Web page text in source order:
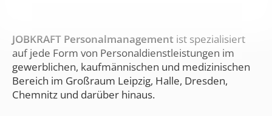
JOBKRAFT Personalmanagement ist spezialisiert
auf jede Form von Personaldienstleistungen im
gewerblichen, kaufmännischen und medizinischen
Bereich im Großraum Leipzig, Halle, Dresden,
Chemnitz und darüber hinaus.